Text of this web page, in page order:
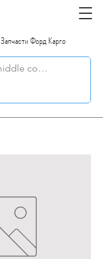
Запчасти Форд Карго